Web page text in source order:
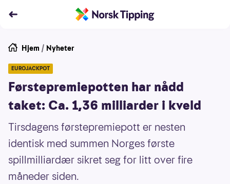
Hjem / Nyheter
EUROJACKPOT
Førstepremiepotten har nådd
taket: Ca. 1,36 milliarder i kveld
Tirsdagens førstepremiepott er nesten
identisk med summen Norges første
spillmilliardær sikret seg for litt over fire
måneder siden.